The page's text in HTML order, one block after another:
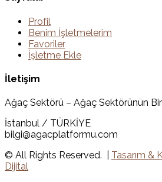
Profil
Benim İşletmelerim
Favoriler
İşletme Ekle
İletişim
Ağaç Sektörü – Ağaç Sektörünün
İstanbul / TÜRKİYE
bilgi@agacplatformu.com
© All Rights Reserved. | Tasarım &
Dijital